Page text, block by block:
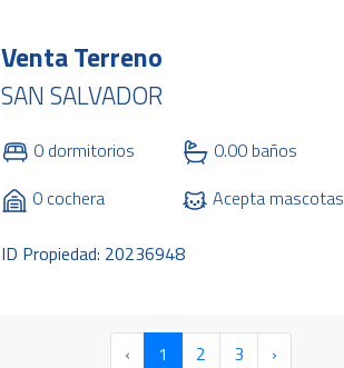
Venta Terreno
SAN SALVADOR
0 dormitorios 0.00 baños
0 cochera
Acepta mascotas
ID Propiedad: 20236948
‹ 1 2 3 ›